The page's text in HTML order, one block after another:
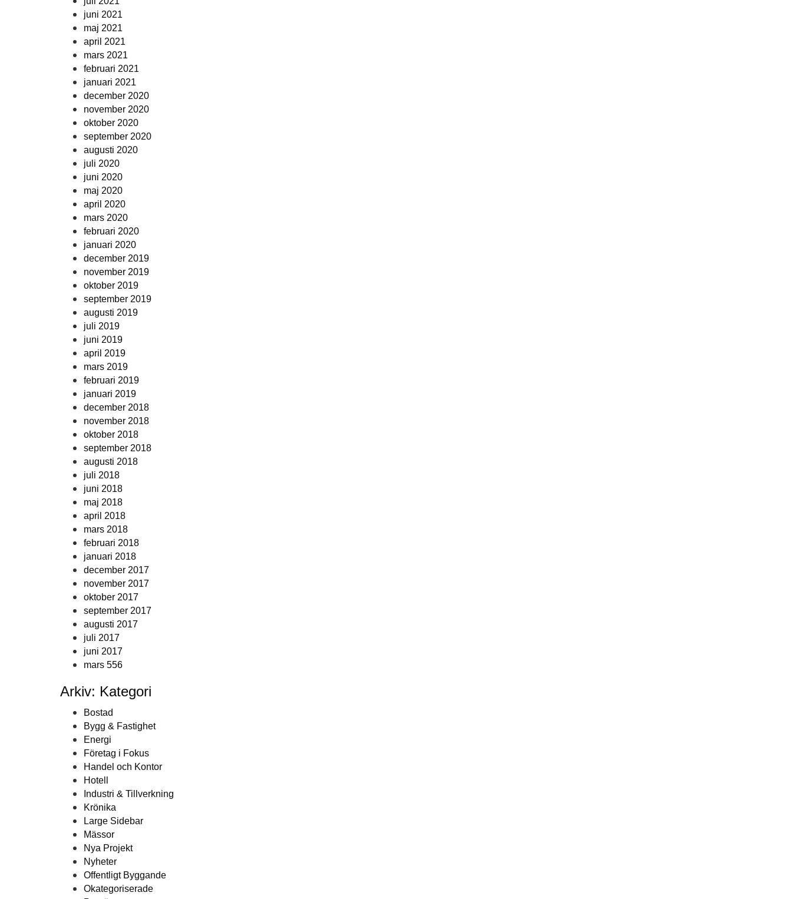
juni 2021
maj 2021
april 2021
mars 2021
februari 2021
januari 2021
december 2020
november 2020
oktober 2020
september 2020
augusti 2020
juli 2020
juni 2020
maj 2020
april 2020
mars 2020
februari 2020
januari 2020
december 2019
november 2019
oktober 2019
september 2019
augusti 2019
juli 2019
juni 2019
april 2019
mars 2019
februari 2019
januari 2019
december 2018
november 2018
oktober 2018
september 2018
augusti 2018
juli 2018
juni 2018
maj 2018
april 2018
mars 2018
februari 2018
januari 2018
december 2017
november 2017
oktober 2017
september 2017
augusti 2017
juli 2017
juni 2017
mars 556
Arkiv: Kategori
Bostad
Bygg & Fastighet
Energi
Företag i Fokus
Handel och Kontor
Hotell
Industri & Tillverkning
Krönika
Large Sidebar
Mässor
Nya Projekt
Nyheter
Offentligt Byggande
Okategoriserade